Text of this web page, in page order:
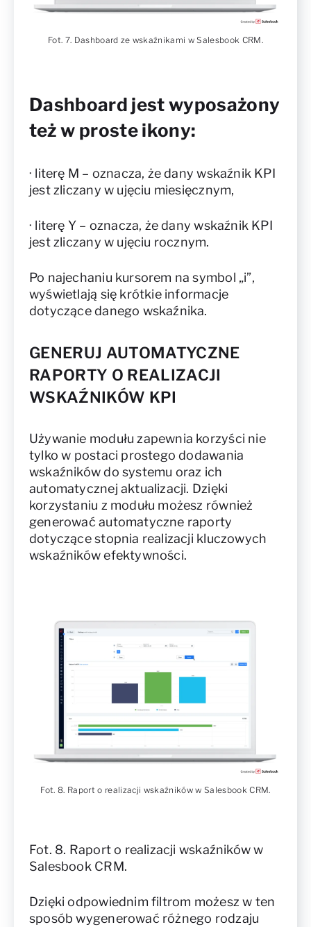
Fot. 7. Dashboard ze wskaźnikami w Salesbook CRM.
Dashboard jest wyposażony
też w proste ikony:
· literę M – oznacza, że dany wskaźnik KPI
jest zliczany w ujęciu miesięcznym,
· literę Y – oznacza, że dany wskaźnik KPI
jest zliczany w ujęciu rocznym.
Po najechaniu kursorem na symbol „i”,
wyświetlają się krótkie informacje
dotyczące danego wskaźnika.
GENERUJ AUTOMATYCZNE
RAPORTY O REALIZACJI
WSKAŹNIKÓW KPI
Używanie modułu zapewnia korzyści nie
tylko w postaci prostego dodawania
wskaźników do systemu oraz ich
automatycznej aktualizacji. Dzięki
korzystaniu z modułu możesz również
generować automatyczne raporty
dotyczące stopnia realizacji kluczowych
wskaźników efektywności.
Fot. 8. Raport o realizacji wskaźników w Salesbook CRM.
Fot. 8. Raport o realizacji wskaźników w
Salesbook CRM.
Dzięki odpowiednim filtrom możesz w ten
sposób wygenerować różnego rodzaju